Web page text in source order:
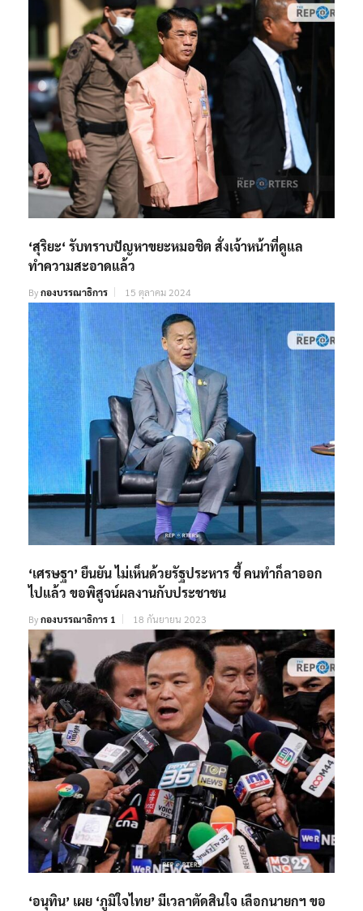
‘สุริยะ‘ รับทราบปัญหาขยะหมอชิต สั่งเจ้าหน้าที่ดูแล
ทำความสะอาดแล้ว
Byกองบรรณาธิการ 15 ตุลาคม 2024
‘เศรษฐา’ ยืนยัน ไม่เห็นด้วยรัฐประหาร ชี้ คนทำก็ลาออก
ไปแล้ว ขอพิสูจน์ผลงานกับประชาชน
Byกองบรรณาธิการ 1 18 กันยายน 2023
‘อนุทิน’ เผย ‘ภูมิใจไทย’ มีเวลาตัดสินใจ เลือกนายกฯ ขอ